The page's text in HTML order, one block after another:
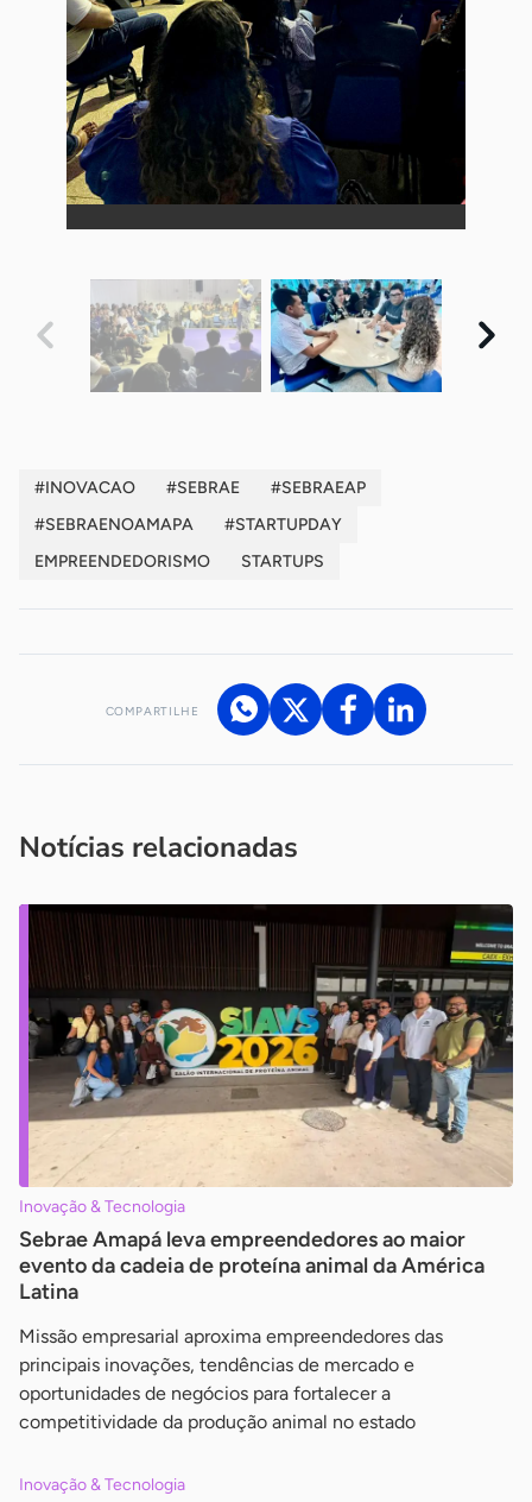
#INOVACAO #SEBRAE
#SEBRAEAP
#SEBRAENOAMAPA
#STARTUPDAY
EMPREENDEDORISMO
STARTUPS
COMPARTILHE
Notícias relacionadas
Inovação & Tecnologia
Sebrae Amapá leva empreendedores ao maior
evento da cadeia de proteína animal da América
Latina
Missão empresarial aproxima empreendedores das
principais inovações, tendências de mercado e
oportunidades de negócios para fortalecer a
competitividade da produção animal no estado
Inovação & Tecnologia